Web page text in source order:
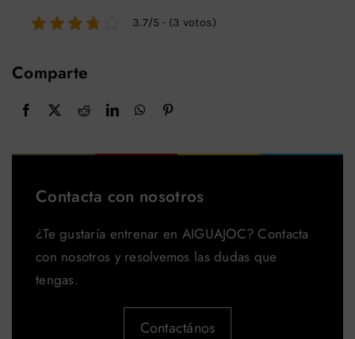
Comparte
Contacta con nosotros
¿Te gustaría entrenar en AIGUAJOC? Contacta
con nosotros y resolvemos las dudas que
tengas.
Contactános
3.7/5 - (3 votos)